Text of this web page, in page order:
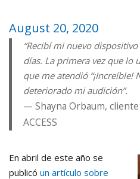
August 20, 2020
“Recibí mi nuevo
días. La primera vez que lo
que me atendió “¡Increíble!
deteriorado mi audición”.
Shayna Orbaum,
ACCESS
En abril de este año se
publicó un artículo sobre